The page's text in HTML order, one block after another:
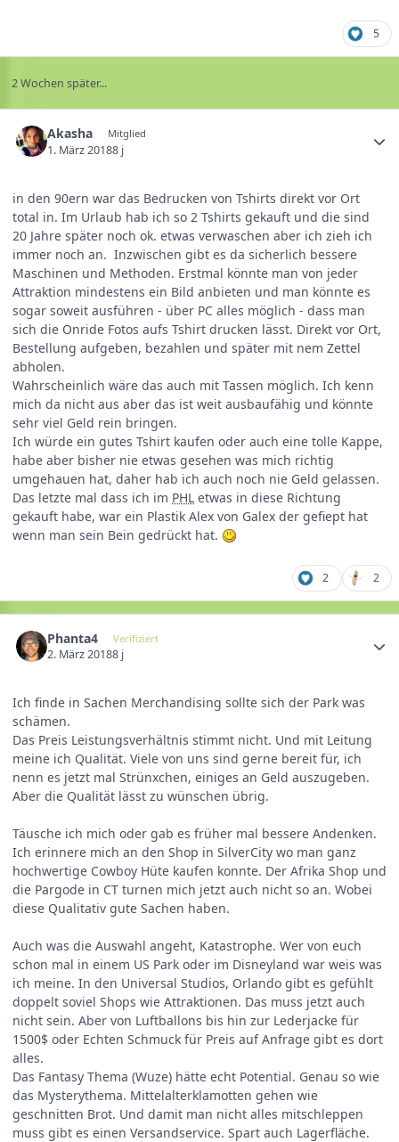
5
2 Wochen später...
Akasha Mitglied
1. März 20188 j
in den 90ern war das Bedrucken von Tshirts direkt vor Ort
total in. Im Urlaub hab ich so 2 Tshirts gekauft und die sind
20 Jahre später noch ok. etwas verwaschen aber ich zieh ich
immer noch an. Inzwischen gibt es da sicherlich bessere
Maschinen und Methoden. Erstmal könnte man von jeder
Attraktion mindestens ein Bild anbieten und man könnte es
sogar soweit ausführen - über PC alles möglich - dass man
sich die Onride Fotos aufs Tshirt drucken lässt. Direkt vor Ort,
Bestellung aufgeben, bezahlen und später mit nem Zettel
abholen.
Wahrscheinlich wäre das auch mit Tassen möglich. Ich kenn
mich da nicht aus aber das ist weit ausbaufähig und könnte
sehr viel Geld rein bringen.
Ich würde ein gutes Tshirt kaufen oder auch eine tolle Kappe,
habe aber bisher nie etwas gesehen was mich richtig
umgehauen hat, daher hab ich auch noch nie Geld gelassen.
Das letzte mal dass ich im PHL etwas in diese Richtung
gekauft habe, war ein Plastik Alex von Galex der gefiept hat
wenn man sein Bein gedrückt hat.
2 2
Phanta4 Verifiziert
2. März 20188 j
Ich finde in Sachen Merchandising sollte sich der Park was
schämen.
Das Preis Leistungsverhältnis stimmt nicht. Und mit Leitung
meine ich Qualität. Viele von uns sind gerne bereit für, ich
nenn es jetzt mal Strünxchen, einiges an Geld auszugeben.
Aber die Qualität lässt zu wünschen übrig.
Täusche ich mich oder gab es früher mal bessere Andenken.
Ich erinnere mich an den Shop in SilverCity wo man ganz
hochwertige Cowboy Hüte kaufen konnte. Der Afrika Shop und
die Pargode in CT turnen mich jetzt auch nicht so an. Wobei
diese Qualitativ gute Sachen haben.
Auch was die Auswahl angeht, Katastrophe. Wer von euch
schon mal in einem US Park oder im Disneyland war weis was
ich meine. In den Universal Studios, Orlando gibt es gefühlt
doppelt soviel Shops wie Attraktionen. Das muss jetzt auch
nicht sein. Aber von Luftballons bis hin zur Lederjacke für
1500$ oder Echten Schmuck für Preis auf Anfrage gibt es dort
alles.
Das Fantasy Thema (Wuze) hätte echt Potential. Genau so wie
das Mysterythema. Mittelalterklamotten gehen wie
geschnitten Brot. Und damit man nicht alles mitschleppen
muss gibt es einen Versandservice. Spart auch Lagerfläche.